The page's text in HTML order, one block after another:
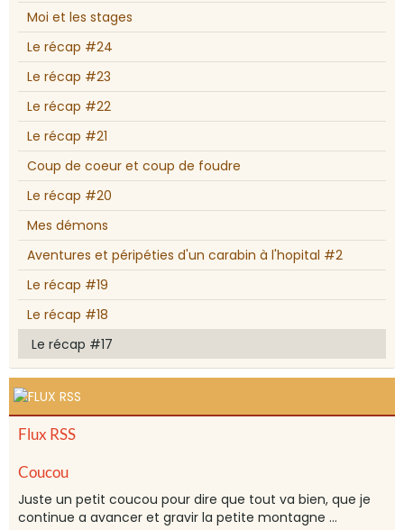
Moi et les stages
Le récap #24
Le récap #23
Le récap #22
Le récap #21
Coup de coeur et coup de foudre
Le récap #20
Mes démons
Aventures et péripéties d'un carabin à l'hopital #2
Le récap #19
Le récap #18
Le récap #17
Flux RSS
Coucou
Juste un petit coucou pour dire que tout va bien, que je
continue a avancer et gravir la petite montagne ...